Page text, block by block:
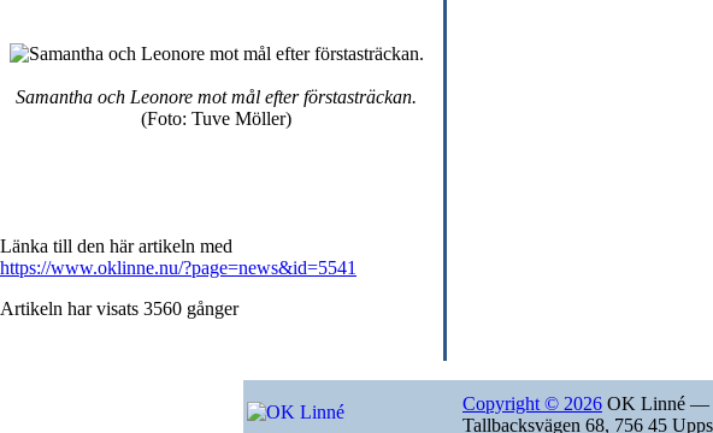
Samantha och Leonore mot mål efter förstasträckan.
(Foto: Tuve Möller)
Länka till den här artikeln med
https://www.oklinne.nu/?page=news&id=5541
Artikeln har visats 3560 gånger
Copyright © 2026 OK Linné —
Tallbacksvägen 68, 756 45